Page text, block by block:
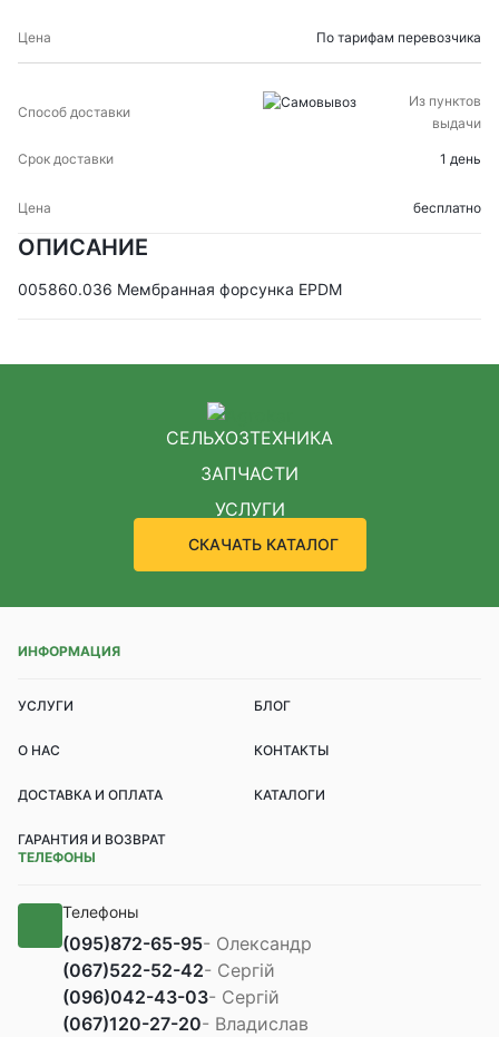
ОПИСАНИЕ
005860.036 Мембранная форсунка EPDM
По тарифам перевозчика
Из пунктов
выдачи
1 день
бесплатно
СЕЛЬХОЗТЕХНИКА
ЗАПЧАСТИ
УСЛУГИ
СКАЧАТЬ КАТАЛОГ
ИНФОРМАЦИЯ
УСЛУГИ БЛОГ
О НАС КОНТАКТЫ
ДОСТАВКА И ОПЛАТА КАТАЛОГИ
ГАРАНТИЯ И ВОЗВРАТ
ТЕЛЕФОНЫ
Телефоны
(095)872-65-95- Олександр
(067)522-52-42- Сергій
(096)042-43-03- Сергій
(067)120-27-20- Владислав